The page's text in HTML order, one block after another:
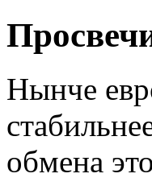
Нынче
обмена